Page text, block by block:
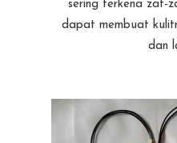
sering terkena zat-
dapat membuat
dan